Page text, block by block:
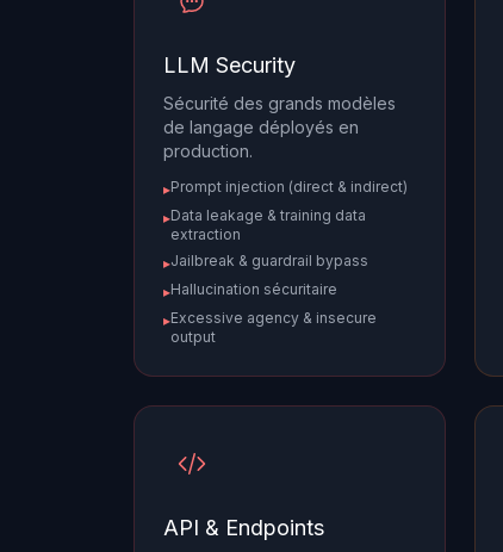
LLM Security
Sécurité des grands modèles
de langage déployés en
production.
▸Prompt injection (direct & indirect)
▸Data leakage & training data
extraction
▸Jailbreak & guardrail bypass
▸Hallucination sécuritaire
▸Excessive agency & insecure
output
API & Endpoints